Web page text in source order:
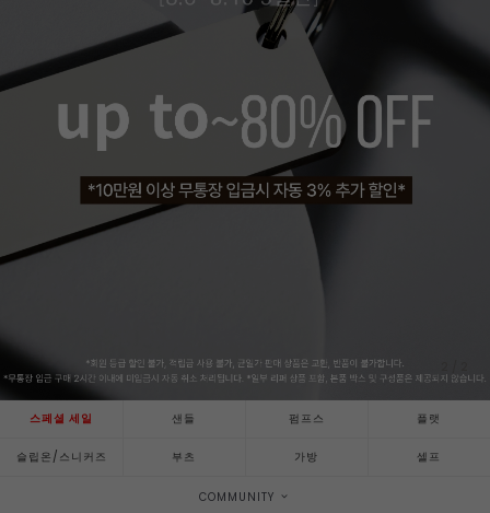
스페셜 세일 샌들 펌프스 플랫
슬립온/스니커즈 부츠 가방 셀프
COMMUNITY